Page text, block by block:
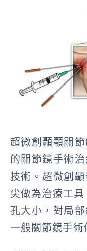
超微創顳顎關
的關節鏡手術
技術。 超微創
尖做為治療工
孔大小，對局
一般關節鏡手術